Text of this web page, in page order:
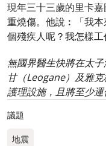
現年三十三歲的里卡
重燒傷。他說︰「我
個殘疾人呢？我怎樣工
無國界醫生快將在太
甘（Leogane）及雅
護理設施，且將至少運
議題
地震